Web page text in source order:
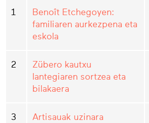
1
Benoît Etchegoyen:
familiaren aurkezpena eta
eskola
2
Zübero kautxu
lantegiaren sortzea eta
bilakaera
3 Artisauak uzinara